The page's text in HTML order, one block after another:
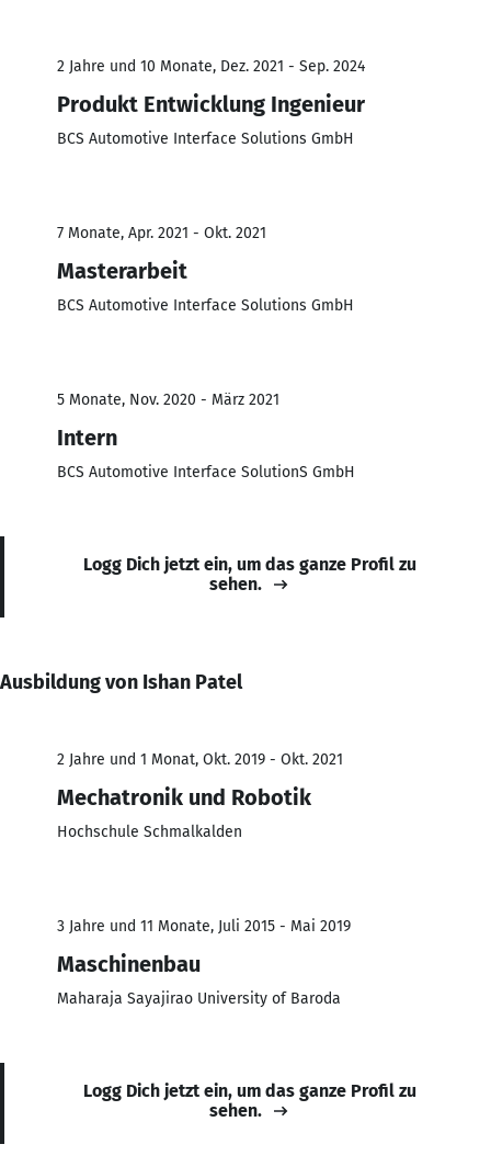
2 Jahre und 10 Monate, Dez. 2021 - Sep. 2024
Produkt Entwicklung Ingenieur
BCS Automotive Interface Solutions GmbH
7 Monate, Apr. 2021 - Okt. 2021
Masterarbeit
BCS Automotive Interface Solutions GmbH
5 Monate, Nov. 2020 - März 2021
Intern
BCS Automotive Interface SolutionS GmbH
Logg Dich jetzt ein, um das ganze Profil zu
sehen.
Ausbildung von Ishan Patel
2 Jahre und 1 Monat, Okt. 2019 - Okt. 2021
Mechatronik und Robotik
Hochschule Schmalkalden
3 Jahre und 11 Monate, Juli 2015 - Mai 2019
Maschinenbau
Maharaja Sayajirao University of Baroda
Logg Dich jetzt ein, um das ganze Profil zu
sehen.